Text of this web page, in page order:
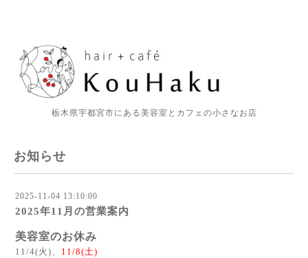
栃木県宇都宮市にある美容室とカフェの小さなお店
お知らせ
2025-11-04 13:10:00
2025年11月の営業案内
美容室のお休み
11/4(火)、 11/8(土)